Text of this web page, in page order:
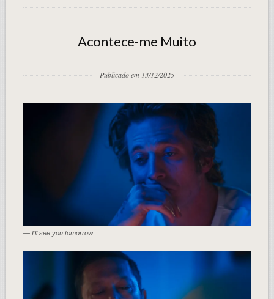
Acontece-me Muito
Publicado em 13/12/2025
— I’ll see you tomorrow.